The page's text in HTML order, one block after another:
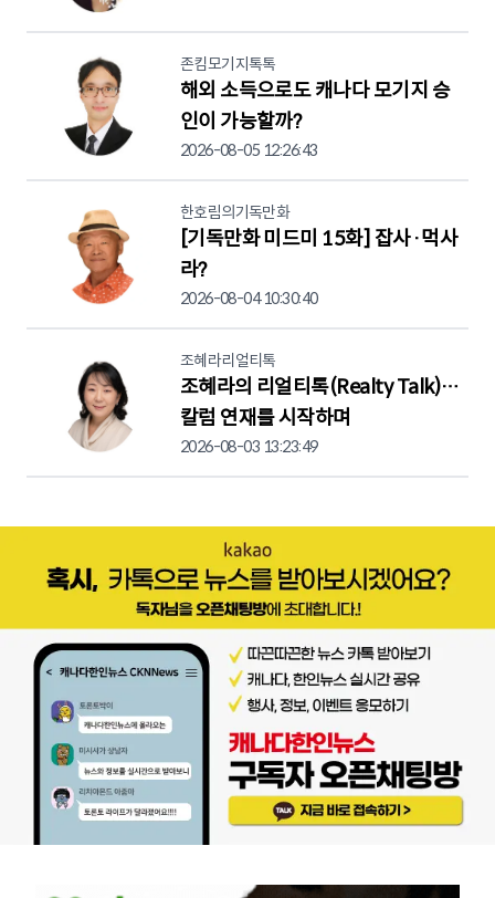
존킴모기지톡톡
해외 소득으로도 캐나다 모기지 승
인이 가능할까?
2026-08-05 12:26:43
한호림의기독만화
[기독만화 미드미 15화] 잡사·먹사
라?
2026-08-04 10:30:40
조혜라리얼티톡
조혜라의 리얼티톡(Realty Talk)…
칼럼 연재를 시작하며
2026-08-03 13:23:49